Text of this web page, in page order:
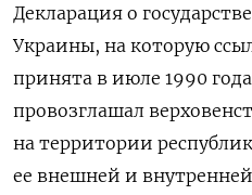
Декларация о
Украины, на которую
принята в июле 1990
провозглашал
на территории
ее внешней и